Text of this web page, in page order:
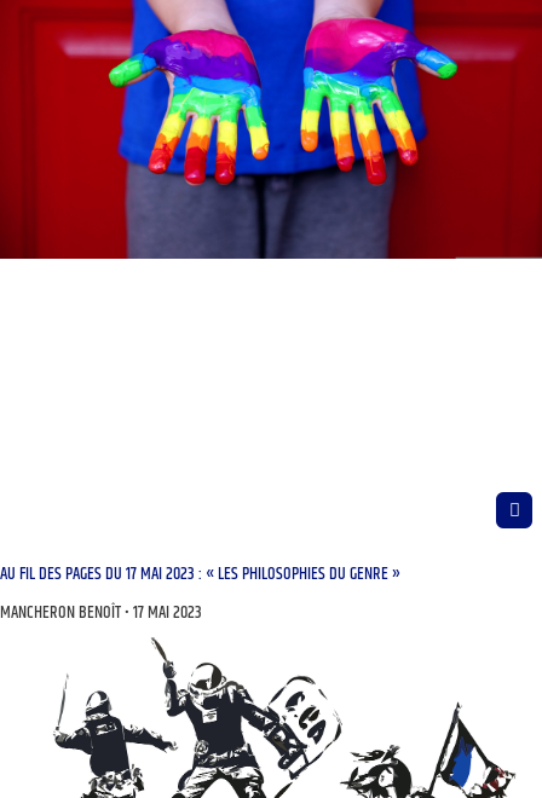
AU FIL DES PAGES DU 17 MAI 2023 : « LES PHILOSOPHIES DU GENRE »
MANCHERON BENOÎT 17 MAI 2023